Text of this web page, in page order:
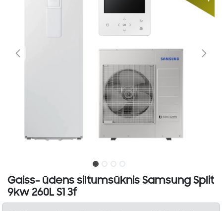
Gaiss- ūdens siltumsūknis Samsung Split
9kw 260L S1 3f